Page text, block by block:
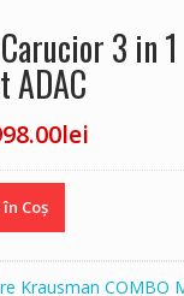
3 in
ADAC
lei
Coș
Krausman COMBO